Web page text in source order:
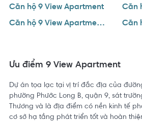
Căn hộ 9 View Apartment
Căn hộ 9 View Apartment 2 phòng ngủ
Ưu điểm 9 View Apartment
Dự án tọa lạc tại vị trí đắc địa của
phường Phước Long B, quận 9, sát
Thương và là địa điểm có nền kinh tế
cơ sở hạ tầng phát triển tốt và hoàn